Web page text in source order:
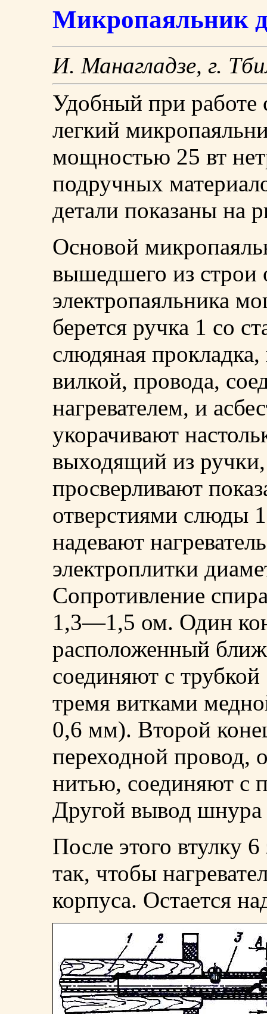
Микропаяльник
И. Манагладзе, г.
Удобный при работе
легкий
мощностью 25 вт
подручных
детали показаны на
Основой
вышедшего из строи
электропаяльника
берется ручка 1 со
слюдяная
вилкой, провода,
нагревателем, и
укорачивают
выходящий из
просверливают
отверстиями слюды
надевают
электроплитки
Сопротивление
1,3—1,5 ом. Один
расположенный
соединяют с
тремя витками
0,6 мм). Второй
переходной провод,
нитью, соединяют с
Другой вывод шнура
После этого втулку
так, чтобы
корпуса. Остается